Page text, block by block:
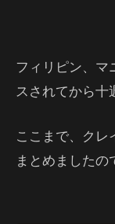
フィリピン、マ
スされてから十
ここまで、クレ
まとめましたの